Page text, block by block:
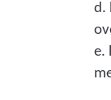
d.
e.